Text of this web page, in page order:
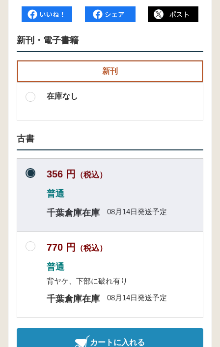
新刊・電子書籍
新刊
在庫なし
古書
356 円 （税込）
普通
千葉倉庫在庫
08月14日発送予定
770 円 （税込）
普通
背ヤケ、下部に破れ有り
千葉倉庫在庫 08月14日発送予定
カートに入れる